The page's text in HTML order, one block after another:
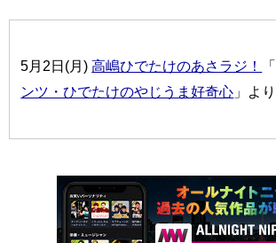
5月2日(月)高嶋ひでたけのあさラジ！ 「
ンツ・ひでたけのやじうま好奇心 」より